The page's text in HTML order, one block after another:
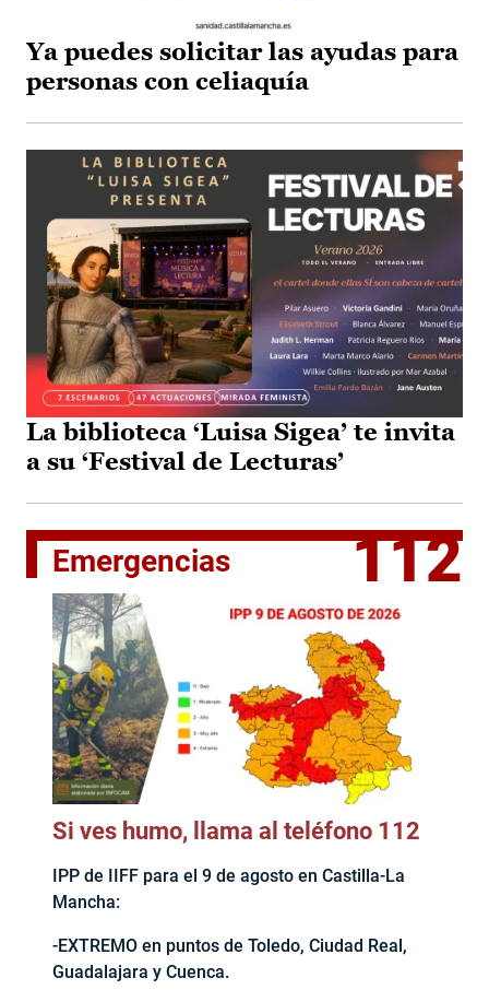
Ya puedes solicitar las ayudas para
personas con celiaquía
La biblioteca ‘Luisa Sigea’ te invita
a su ‘Festival de Lecturas’
Emergencias 112
Si ves humo, llama al teléfono 112
IPP de IIFF para el 9 de agosto en Castilla-La
Mancha:
-EXTREMO en puntos de Toledo, Ciudad Real,
Guadalajara y Cuenca.